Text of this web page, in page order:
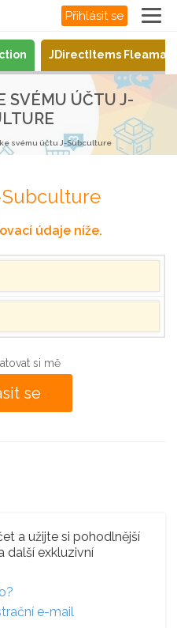
Přihlásit se
JDirectItems
SVÉMU ÚČTU J-
svému účtu J-Subculture
údaje níže.
si mě
a užijte si pohodlnější
další exkluzivní
e-mail